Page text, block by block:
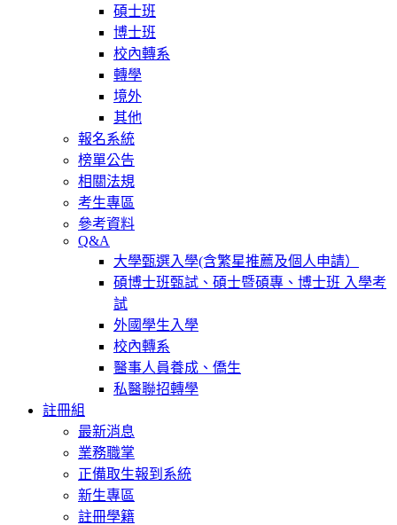
碩士班
博士班
校內轉系
轉學
境外
其他
報名系統
榜單公告
相關法規
考生專區
參考資料
Q&A
大學甄選入學(含繁星推薦及個人申請）
碩博士班甄試、碩士暨碩專、博士班 入學考
試
外國學生入學
校內轉系
醫事人員養成、僑生
私醫聯招轉學
註冊組
最新消息
業務職掌
正備取生報到系統
新生專區
註冊學籍